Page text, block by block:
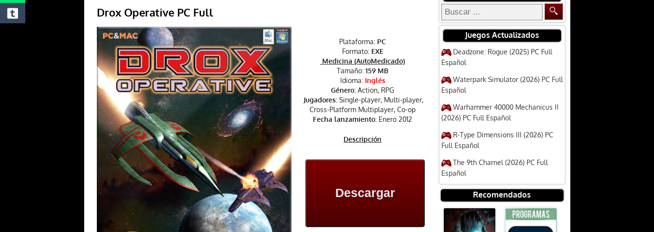
Drox Operative PC Full
Plataforma: PC
Formato: EXE
Medicina (AutoMedicado)
Tamaño: 159 MB
Idioma: Inglés
Género: Action, RPG
Jugadores: Single-player, Multi-player,
Cross-Platform Multiplayer, Co-op
Fecha lanzamiento: Enero 2012
Descripción
Descargar
Juegos Actualizados
Deadzone: Rogue (2025) PC Full
Español
Waterpark Simulator (2026) PC Full
Español
Warhammer 40000 Mechanicus II
(2026) PC Full Español
R-Type Dimensions III (2026) PC
Full Español
The 9th Charnel (2026) PC Full
Español
Recomendados